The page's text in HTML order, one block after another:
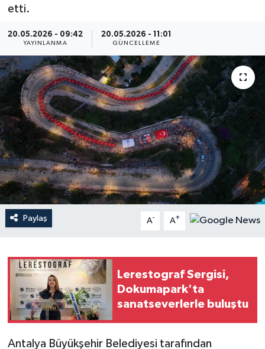
etti.
20.05.2026 - 09:42
YAYINLANMA
20.05.2026 - 11:01
GÜNCELLEME
Paylaş A- A+
Lerestograf Sergisi,
Dokumapark'ta
sanatseverlerle buluştu
Antalya Büyükşehir Belediyesi tarafından
Haber Kuşakları
Haberler
KANALV Spor
Kültür Sanat
Magazin
Öğle Bülteni
Sağlık
Sosyal medya
Spor